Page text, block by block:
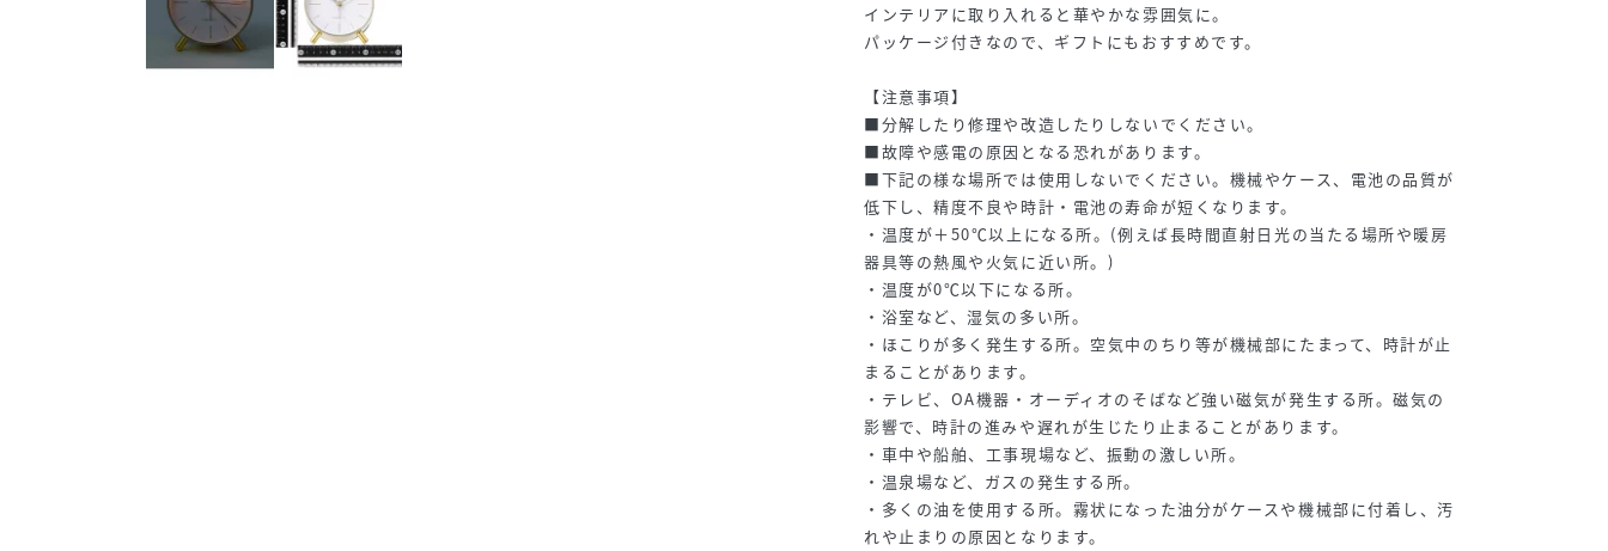
インテリアに取り入れると華やかな雰囲気に。
パッケージ付きなので、ギフトにもおすすめです。
【注意事項】
■分解したり修理や改造したりしないでください。
■故障や感電の原因となる恐れがあります。
■下記の様な場所では使用しないでください。機械やケース、電池の品質が
低下し、精度不良や時計・電池の寿命が短くなります。
・温度が＋50℃以上になる所。(例えば長時間直射日光の当たる場所や暖房
器具等の熱風や火気に近い所。)
・温度が0℃以下になる所。
・浴室など、湿気の多い所。
・ほこりが多く発生する所。空気中のちり等が機械部にたまって、時計が止
まることがあります。
・テレビ、OA機器・オーディオのそばなど強い磁気が発生する所。磁気の
影響で、時計の進みや遅れが生じたり止まることがあります。
・車中や船舶、工事現場など、振動の激しい所。
・温泉場など、ガスの発生する所。
・多くの油を使用する所。霧状になった油分がケースや機械部に付着し、汚
れや止まりの原因となります。